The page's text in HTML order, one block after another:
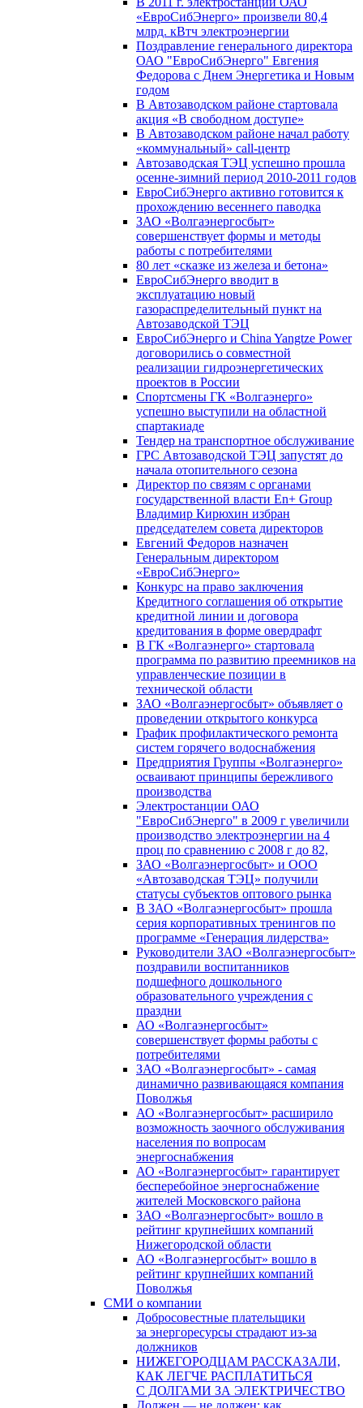
«ЕвроСибЭнерго» произвели 80,4
млрд. кВтч электроэнергии
Поздравление генерального директора
ОАО "ЕвроСибЭнерго" Евгения
Федорова с Днем Энергетика и Новым
годом
В Автозаводском районе стартовала
акция «В свободном доступе»
В Автозаводском районе начал работу
«коммунальный» call-центр
Автозаводская ТЭЦ успешно прошла
осенне-зимний период 2010-2011 годов
ЕвроСибЭнерго активно готовится к
прохождению весеннего паводка
ЗАО «Волгаэнергосбыт»
совершенствует формы и методы
работы с потребителями
80 лет «сказке из железа и бетона»
ЕвроСибЭнерго вводит в
эксплуатацию новый
газораспределительный пункт на
Автозаводской ТЭЦ
ЕвроСибЭнерго и China Yangtze Power
договорились о совместной
реализации гидроэнергетических
проектов в России
Спортсмены ГК «Волгаэнерго»
успешно выступили на областной
спартакиаде
Тендер на транспортное обслуживание
ГРС Автозаводской ТЭЦ запустят до
начала отопительного сезона
Директор по связям с органами
государственной власти En+ Group
Владимир Кирюхин избран
председателем совета директоров
Евгений Федоров назначен
Генеральным директором
«ЕвроСибЭнерго»
Конкурс на право заключения
Кредитного соглашения об открытие
кредитной линии и договора
кредитования в форме овердрафт
В ГК «Волгаэнерго» стартовала
программа по развитию преемников на
управленческие позиции в
технической области
ЗАО «Волгаэнергосбыт» объявляет о
проведении открытого конкурса
График профилактического ремонта
систем горячего водоснабжения
Предприятия Группы «Волгаэнерго»
осваивают принципы бережливого
производства
Электростанции ОАО
"ЕвроСибЭнерго" в 2009 г увеличили
производство электроэнергии на 4
проц по сравнению с 2008 г до 82,
ЗАО «Волгаэнергосбыт» и ООО
«Автозаводская ТЭЦ» получили
статусы субъектов оптового рынка
В ЗАО «Волгаэнергосбыт» прошла
серия корпоративных тренингов по
программе «Генерация лидерства»
Руководители ЗАО «Волгаэнергосбыт»
поздравили воспитанников
подшефного дошкольного
образовательного учреждения с
праздни
АО «Волгаэнергосбыт»
совершенствует формы работы с
потребителями
ЗАО «Волгаэнергосбыт» - самая
динамично развивающаяся компания
Поволжья
АО «Волгаэнергосбыт» расширило
возможность заочного обслуживания
населения по вопросам
энергоснабжения
АО «Волгаэнергосбыт» гарантирует
бесперебойное энергоснабжение
жителей Московского района
ЗАО «Волгаэнергосбыт» вошло в
рейтинг крупнейших компаний
Нижегородской области
АО «Волгаэнергосбыт» вошло в
рейтинг крупнейших компаний
Поволжья
СМИ о компании
Добросовестные плательщики
за энергоресурсы страдают из-за
должников
НИЖЕГОРОДЦАМ РАССКАЗАЛИ,
КАК ЛЕГЧЕ РАСПЛАТИТЬСЯ
С ДОЛГАМИ ЗА ЭЛЕКТРИЧЕСТВО